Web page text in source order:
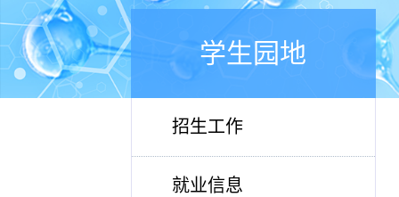
学生园地
招生工作
就业信息